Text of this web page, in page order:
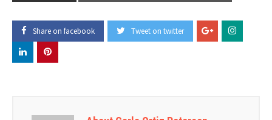
Share on facebook Tweet on twitter